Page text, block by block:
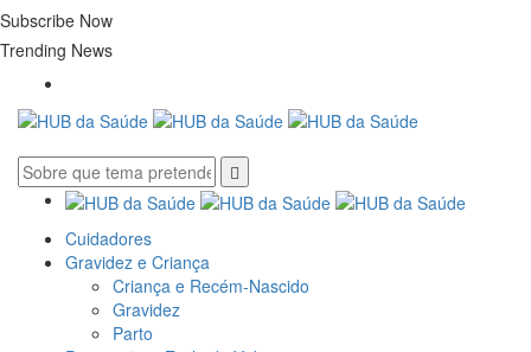
Subscribe Now
Trending News
Cuidadores
Gravidez e Criança
Criança e Recém-Nascido
Gravidez
Parto